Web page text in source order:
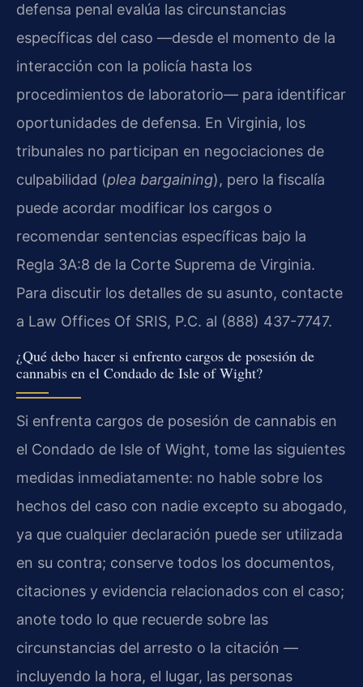
defensa penal evalúa las circunstancias
específicas del caso —desde el momento de la
interacción con la policía hasta los
procedimientos de laboratorio— para identificar
oportunidades de defensa. En Virginia, los
tribunales no participan en negociaciones de
culpabilidad (plea bargaining), pero la fiscalía
puede acordar modificar los cargos o
recomendar sentencias específicas bajo la
Regla 3A:8 de la Corte Suprema de Virginia.
Para discutir los detalles de su asunto, contacte
a Law Offices Of SRIS, P.C. al (888) 437-7747.
¿Qué debo hacer si enfrento cargos de posesión de
cannabis en el Condado de Isle of Wight?
Si enfrenta cargos de posesión de cannabis en
el Condado de Isle of Wight, tome las siguientes
medidas inmediatamente: no hable sobre los
hechos del caso con nadie excepto su abogado,
ya que cualquier declaración puede ser utilizada
en su contra; conserve todos los documentos,
citaciones y evidencia relacionados con el caso;
anote todo lo que recuerde sobre las
circunstancias del arresto o la citación —
incluyendo la hora, el lugar, las personas